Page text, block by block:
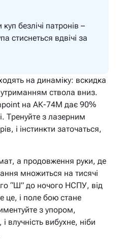
безлічі патронів –
стиснеться вдвічі за
на динаміку: вскидка
утриманням ствола вниз.
на АК-74М дає 90%
Тренуйте з лазерним
і інстинкти заточаться,
а продовження руки, де
множиться на тисячі
“Ш” до ночого НСПУ, від
це, і поле бою стане
з упором,
влучність вибухне, ніби